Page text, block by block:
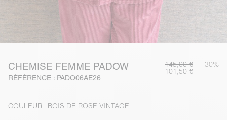
CHEMISE FEMME PADOW
RÉFÉRENCE : PADO06AE26
145,00 € -30%
101,50 €
COULEUR | BOIS DE ROSE VINTAGE